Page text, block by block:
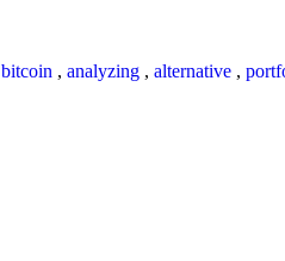
bitcoin , analyzing , alternative ,